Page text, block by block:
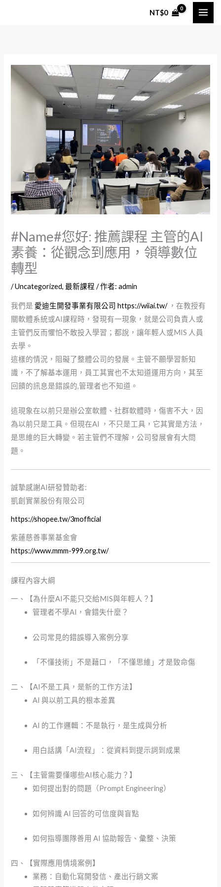
NT$0
#Name#您好: 推薦課程 主管的AI
素養：從觀念到應用，領導數位
轉型
/Uncategorized,最新課程 / 作者:admin
我們是 愛迪生開發事業有限公司 https://wiiai.tw/，在教授有
關軟體系統或AI課程時，發現有一現象，就是公司負責人或
主管們反而懼怕不敢投入學習；都說，讓年輕人或MIS 人員
去學。
這樣的情況，阻礙了整體公司的發展。主管不願學習新知
識，不了解基本運用，員工其實也不太知道運用方向，其至
回饋的訊息是錯誤的,管理者也不知道。
這現象在以前只是辦公室軟體、社群軟體時，傷害不大，因
為以前只是工具。但現在AI ，不只是工具，它其實是方法，
是思維的巨大轉變。若主管們不理解，公司發展會有大問
題。
誠摯感謝AI研發贊助者:
凱創實業股份有限公司
https://shopee.tw/3mofficial
紫蓮慈善事業基金會
https://www.mmm-999.org.tw/
課程內容大綱
一、【為什麼AI不能只交給MIS與年輕人？】
管理者不學AI，會錯失什麼？
公司常見的錯誤導入案例分享
「不懂技術」不是藉口，「不懂思維」才是致命傷
二、【AI不是工具，是新的工作方法】
AI 與以前工具的根本差異
AI 的工作邏輯：不是執行，是生成與分析
用白話講「AI流程」：從資料到提示詞到成果
三、【主管需要懂哪些AI核心能力？】
如何提出對的問題（Prompt Engineering）
如何辨識 AI 回答的可信度與盲點
如何指導團隊善用 AI 協助報告、彙整、決策
四、【實際應用情境案例】
業務：自動化寫開發信、產出行銷文案